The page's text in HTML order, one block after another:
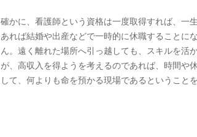
確かに、看護師という資格は一度取得すれば、一
あれば結婚や出産などで一時的に休職することに
ん。遠く離れた場所へ引っ越しても、スキルを活
が、高収入を得ようを考えるのであれば、時間や
して、何よりも命を預かる現場であるということ